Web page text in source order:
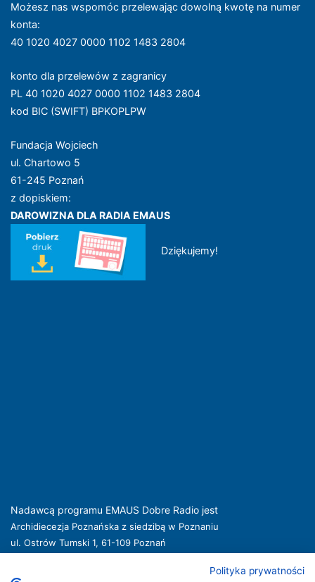
Możesz nas wspomóc przelewając dowolną kwotę na numer
konta:
40 1020 4027 0000 1102 1483 2804
konto dla przelewów z zagranicy
PL 40 1020 4027 0000 1102 1483 2804
kod BIC (SWIFT) BPKOPLPW
Fundacja Wojciech
ul. Chartowo 5
61-245 Poznań
z dopiskiem:
DAROWIZNA DLA RADIA EMAUS
Dziękujemy!
Nadawcą programu EMAUS Dobre Radio jest
Archidiecezja Poznańska z siedzibą w Poznaniu
ul. Ostrów Tumski 1, 61-109 Poznań
Polityka prywatności